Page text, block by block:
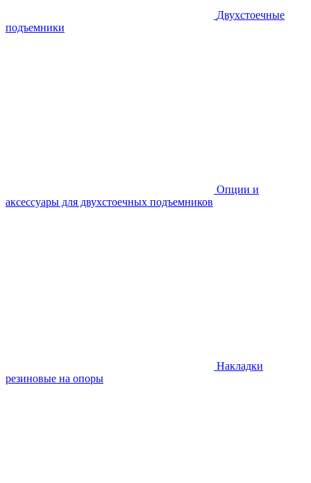
Двухстоечные
подъемники
Опции и
аксессуары для двухстоечных подъемников
Накладки
резиновые на опоры